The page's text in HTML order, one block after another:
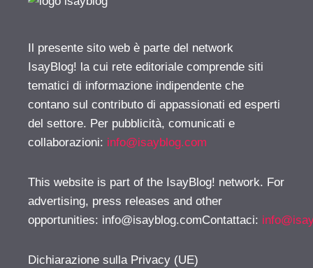
Il presente sito web è parte del network
IsayBlog! la cui rete editoriale comprende siti
tematici di informazione indipendente che
contano sul contributo di appassionati ed esperti
del settore. Per pubblicità, comunicati e
collaborazioni: info@isayblog.com
This website is part of the IsayBlog! network. For
advertising, press releases and other
opportunities: info@isayblog.comContattaci:
Dichiarazione sulla Privacy (UE)